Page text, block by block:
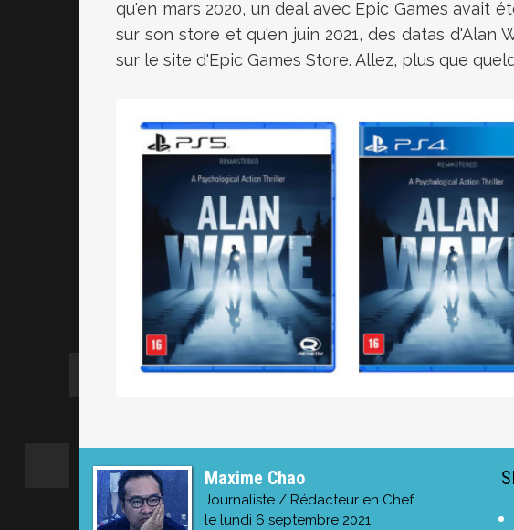
qu'en mars 2020, un deal avec Epic Games avait
sur son store et qu'en juin 2021, des datas d'Alan
sur le site d'Epic Games Store. Allez, plus que
Maxime Chao
Journaliste / Rédacteur en Chef
le lundi 6 septembre 2021